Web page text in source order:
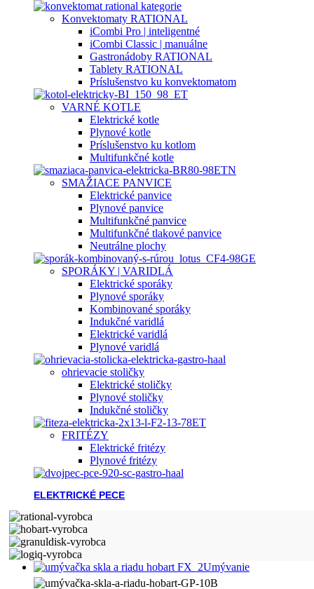
Konvektomaty RATIONAL
iCombi Pro | inteligentné
iCombi Classic | manuálne
Gastronádoby RATIONAL
Tablety RATIONAL
Príslušenstvo ku konvektomatom
VARNÉ KOTLE
Elektrické kotle
Plynové kotle
Príslušenstvo ku kotlom
Multifunkčné kotle
SMAŽIACE PANVICE
Elektrické panvice
Plynové panvice
Multifunkčné panvice
Multifunkčné tlakové panvice
Neutrálne plochy
SPORÁKY | VARIDLÁ
Elektrické sporáky
Plynové sporáky
Kombinované sporáky
Indukčné varidlá
Elektrické varidlá
Plynové varidlá
ohrievacie stoličky
Elektrické stoličky
Plynové stoličky
Indukčné stoličky
FRITÉZY
Elektrické fritézy
Plynové fritézy
ELEKTRICKÉ PECE
Umývanie